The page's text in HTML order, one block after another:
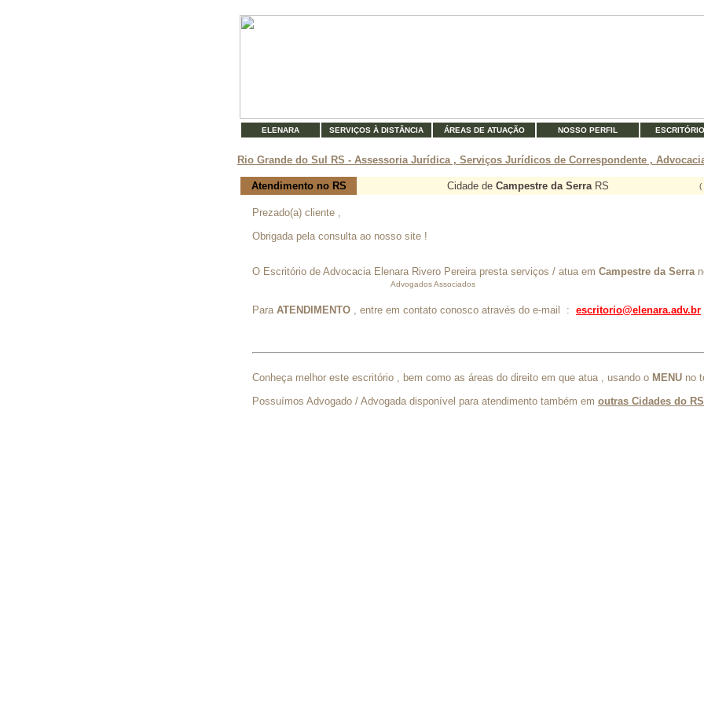
ELENARA SERVIÇOS À DISTÂNCIA ÁREAS DE ATUAÇÃO NOSSO PERFIL ESCRITÓRIO
Rio Grande do Sul RS - Assessoria Jurídica , Serviços Jurídicos de Correspondente ,
Atendimento no RS Cidade de Campestre da Serra RS (
Prezado(a) cliente ,
Obrigada pela consulta ao nosso site !
O Escritório de Advocacia Elenara Rivero Pereira presta serviços / atua em Campestre da Serra
Advogados Associados
Para ATENDIMENTO , entre em contato conosco através do e-mail : escritorio@elenara.adv.br
Conheça melhor este escritório , bem como as áreas do direito em que atua , usando o MENU no
Possuímos Advogado / Advogada disponível para atendimento também em outras Cidades do RS